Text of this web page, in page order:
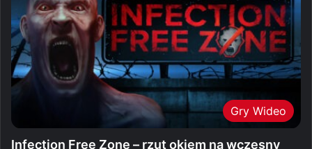
Gry Wideo
Infection Free Zone – rzut okiem na wczesny